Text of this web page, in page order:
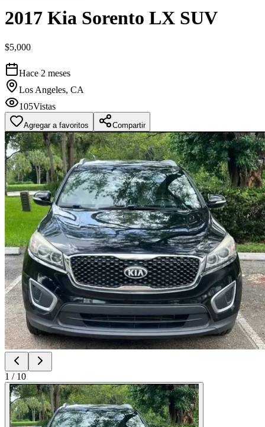
2017 Kia Sorento LX SUV
$5,000
Hace 2 meses
Los Angeles, CA
105Vistas
Agregar a favoritos Compartir
1 / 10